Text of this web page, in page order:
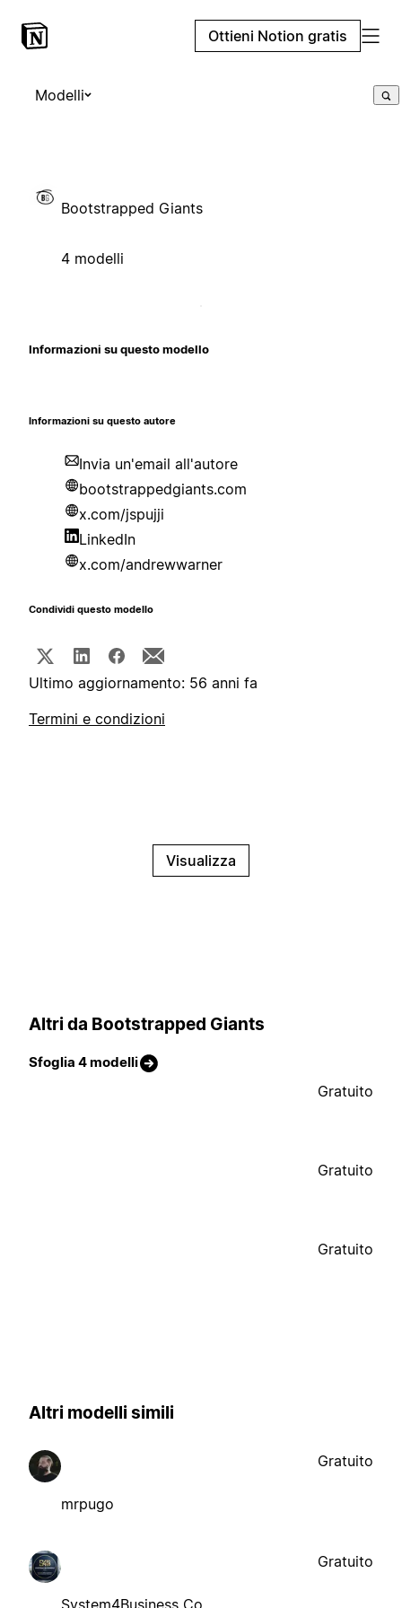
Ottieni Notion gratis
Modelli
Bootstrapped Giants
4 modelli
Informazioni su questo modello
Informazioni su questo autore
Invia un'email all'autore
bootstrappedgiants.com
x.com/jspujji
LinkedIn
x.com/andrewwarner
Condividi questo modello
Ultimo aggiornamento: 56 anni fa
Termini e condizioni
Visualizza
Altri da Bootstrapped Giants
Sfoglia 4 modelli
Gratuito
Gratuito
Gratuito
Altri modelli simili
mrpugo
Gratuito
System4Business Co
Gratuito